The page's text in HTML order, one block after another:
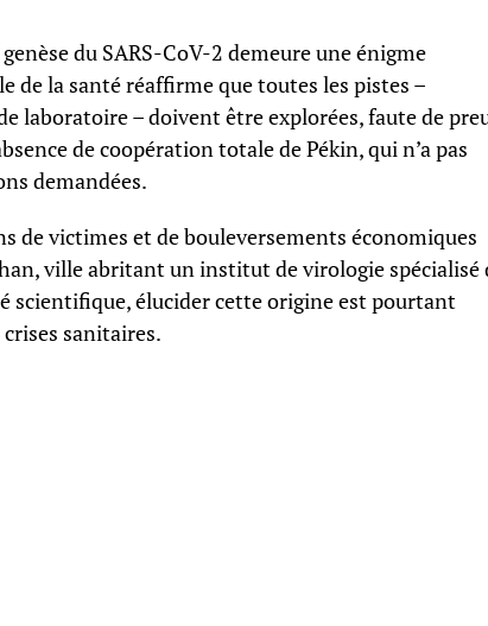
du SARS-CoV-2 demeure une énigme
de la santé réaffirme que toutes les pistes –
laboratoire – doivent être explorées, faute de
de coopération totale de Pékin, qui n’a pas
demandées.
de victimes et de bouleversements économiques
ville abritant un institut de virologie spécialisé
scientifique, élucider cette origine est pourtant
sanitaires.